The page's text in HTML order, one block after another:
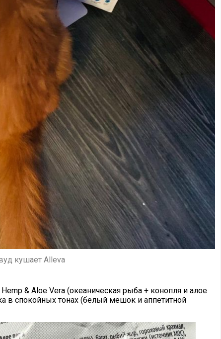
кушает Alleva
& Aloe Vera (океаническая рыба + конопля и алое
в спокойных тонах (белый мешок и аппетитной